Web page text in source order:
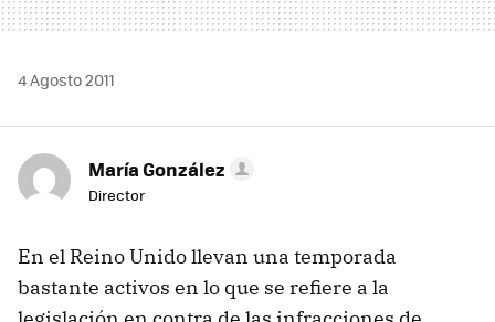
4 Agosto 2011
María González
Director
En el Reino Unido llevan una temporada
bastante activos en lo que se refiere a la